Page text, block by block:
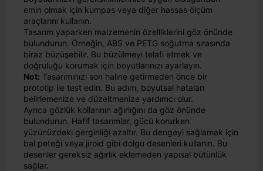
emin olmak için kumpas veya diğer hassas ölçüm
araçlarını kullanın.
Tasarım yaparken malzemenin özelliklerini göz önünde
bulundurun. Örneğin, ABS ve PETG soğutma sırasında
biraz büzüşebilir. Bu büzülmeyi telafi etmek ve
doğruluğu korumak için boyutlarınızı ayarlayın.
Not: Tasarımınızı son haline getirmeden önce bir
prototip ile test edin. Bu adım, boyutsal hataları
belirlemenize ve düzeltmenize yardımcı olur.
Ayrıca gözlük kollarının ağırlığını da göz önünde
bulundurun. Hafif tasarımlar, gücü korurken
yüzünüzdeki gerginliği azaltır. Bu dengeyi sağlamak için
bal peteği veya jiroid gibi dolgu desenleri kullanın. Bu
desenler gereksiz ağırlık eklemeden yapısal bütünlük
sağlar.